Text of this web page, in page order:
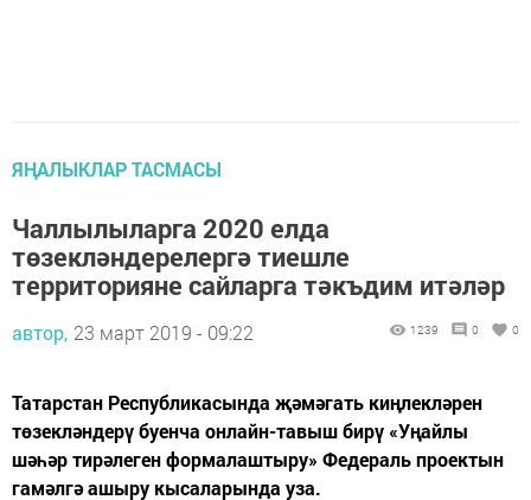
ЯҢАЛЫКЛАР ТАСМАСЫ
Чаллылыларга 2020 елда
төзекләндерелергә тиешле
территорияне сайларга тәкъдим итәләр
автор, 23 март 2019 - 09:22 1239 0 0
Татарстан Республикасында җәмәгать киңлекләрен
төзекләндерү буенча онлайн-тавыш бирү «Уңайлы
шәһәр тирәлеген формалаштыру» Федераль проектын
гамәлгә ашыру кысаларында уза.